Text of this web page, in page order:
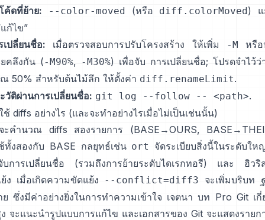
ค้ดที่ย้าย:
--color-moved (หรือ diff.colorMoved) แ
ก้ไข”
เปลี่ยนชื่อ: เมื่อตรวจสอบการปรับโครงสร้าง ให้เพิ่ม -M
หรื
คลึงกัน (-M90%, -M30%) เพื่อจับ การเปลี่ยนชื่อ; โปรดจำไว้ว่
50% สำหรับต้นไม้ลึก ให้ตั้งค่า diff.renameLimit.
วัติผ่านการเปลี่ยนชื่อ: git log --follow -- <path>.
ช้ diffs อย่างไร (และจะทำอย่างไรเมื่อไม่เป็นเช่นนั้น)
ะคำนวณ diffs สองรายการ (BASE→OURS,
ทั้งสองกับ BASE กลยุทธ์เช่น ort
จัดระเบียบสิ่งนี้ในระดับใ
บการเปลี่ยนชื่อ (รวมถึงการย้ายระดับไดเรกทอรี) และ ฮิวริ
ง เมื่อเกิดความขัดแย้ง
--conflict=diff3 จะเพิ่มบริบท
ย ซึ่งมีค่าอย่างยิ่งในการทำความเข้าใจ เจตนา บท Pro Git เกี่
จะแนะนำรูปแบบการแก้ไข และเอกสารของ Git จะแสดงรายก